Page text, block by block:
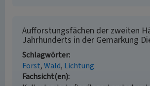
Aufforstungsfächen der zweiten
Jahrhunderts in der Gemarkung
Schlagwörter
Forst Wald Lichtung
Fachsicht(en)